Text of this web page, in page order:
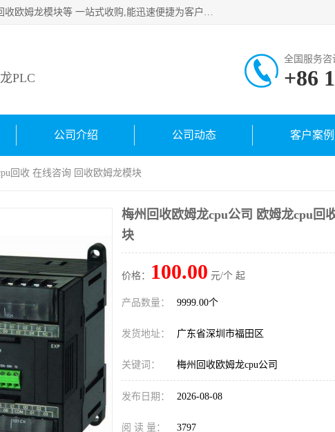
深圳市宝安区诚芯源电子商行主要从事：回收康耐视加密狗、回收欧姆龙cpu、回收欧姆龙模块等 一站式收购,能迅速便捷为客户消化库存、减少仓储、回笼资金，我们交易灵活方便，现金支付，价格优势合理，在业务方面赢得广大客户的一致好评 热情欢迎有库存需要处理的客户 请尽快联系我们
PLC
全国服务咨
+86
公司介绍 公司动态 客户案例
回收 在线咨询 回收欧姆龙模块
梅州回收欧姆龙cpu公司 欧姆龙cpu回
块
价格： 100.00 元/个 起
产品数量： 9999.00个
发货地址： 广东省深圳市福田区
关键词： 梅州回收欧姆龙cpu公司
发布日期： 2026-08-08
阅 读 量： 3797